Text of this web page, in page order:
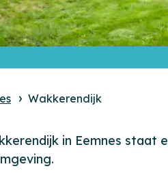
Wakkerendijk
in Eemnes staat